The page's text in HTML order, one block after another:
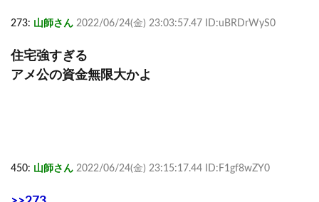
273: 山師さん 2022/06/24(金) 23:03:57.47 ID:uBRDrWyS0
住宅強すぎる
アメ公の資金無限大かよ
450: 山師さん 2022/06/24(金) 23:15:17.44 ID:F1gf8wZY0